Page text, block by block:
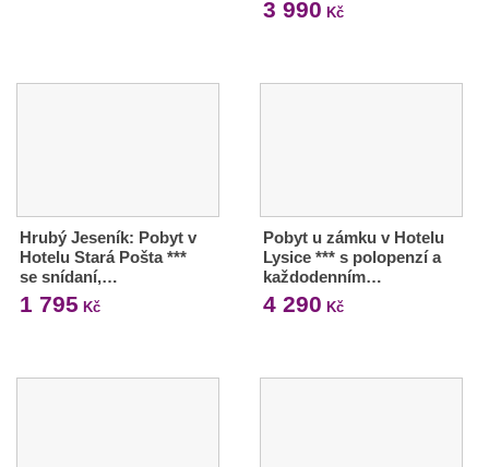
3 990 Kč
Hrubý Jeseník: Pobyt v
Hotelu Stará Pošta ***
se snídaní,…
1 795 Kč
Pobyt u zámku v Hotelu
Lysice *** s polopenzí a
každodenním…
4 290 Kč